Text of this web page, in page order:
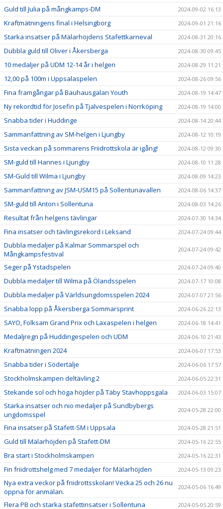
Guld till Julia på mångkamps-DM 2024-09-02 16:13
Kraftmätningens final i Helsingborg 2024-09-01 21:16
Starka insatser på Mälarhöjdens Stafettkarneval 2024-08-31 20:16
Dubbla guld till Oliver i Åkersberga 2024-08-30 09:45
10 medaljer på UDM 12-14 år i helgen 2024-08-29 11:21
12,00 på 100m i Uppsalaspelen 2024-08-26 09:56
Fina framgångar på Bauhausgalan Youth 2024-08-19 14:47
Ny rekordtid för Josefin på Tjalvespelen i Norrköping 2024-08-19 14:00
Snabba tider i Huddinge 2024-08-14 20:44
Sammanfattning av SM-helgen i Ljungby 2024-08-12 10:19
Sista veckan på sommarens Friidrottskola är igång! 2024-08-12 09:30
SM-guld till Hannes i Ljungby 2024-08-10 11:28
SM-Guld till Wilma i Ljungby 2024-08-09 14:23
Sammanfattning av JSM-USM15 på Sollentunavallen 2024-08-06 14:37
SM-guld till Anton i Sollentuna 2024-08-03 14:26
Resultat från helgens tävlingar 2024-07-30 14:34
Fina insatser och tävlingsrekord i Leksand 2024-07-24 09:44
Dubbla medaljer på Kalmar Sommarspel och
Mångkampsfestival
2024-07-24 09:42
Seger på Ystadspelen 2024-07-24 09:40
Dubbla medaljer till Wilma på Ölandsspelen 2024-07-17 10:08
Dubbla medaljer på Världsungdomsspelen 2024 2024-07-07 21:56
Snabba lopp på Åkersberga Sommarsprint 2024-06-26 22:13
SAYO, Folksam Grand Prix och Laxaspelen i helgen 2024-06-18 14:41
Medaljregn på Huddingespelen och UDM 2024-06-10 21:43
Kraftmätningen 2024 2024-06-07 17:53
Snabba tider i Södertälje 2024-06-06 17:57
Stockholmskampen deltävling 2 2024-06-05 22:31
Stekande sol och höga höjder på Täby Stavhoppsgala 2024-06-03 15:07
Starka insatser och nio medaljer på Sundbybergs
ungdomsspel
2024-05-28 22:00
Fina insatser på Stafett-SM i Uppsala 2024-05-28 21:51
Guld till Mälarhöjden på Stafett-DM 2024-05-16 22:55
Bra start i Stockholmskampen 2024-05-16 22:31
Fin friidrottshelg med 7 medaljer för Mälarhöjden 2024-05-13 09:23
Nya extra veckor på friidrottsskolan! Vecka 25 och 26 nu
öppna för anmälan.
2024-05-06 16:49
Flera PB och starka stafettinsatser i Sollentuna 2024-05-05 20:59